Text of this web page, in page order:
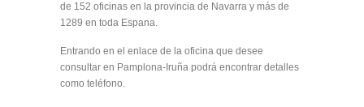
de 152 oficinas en la provincia de Navarra y más de
1289 en toda Espana.
Entrando en el enlace de la oficina que desee
consultar en Pamplona-Iruña podrá encontrar detalles
como teléfono.